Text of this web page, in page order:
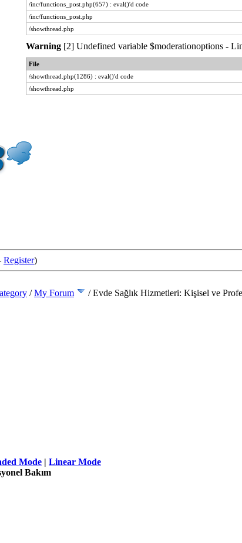
/inc/functions_post.php(657) : eval()'d code
/inc/functions_post.php
/showthread.php
Warning[2] Undefined variable $moderationoptions -
File
/showthread.php(1286) : eval()'d code
/showthread.php
Register)
/My Forum /Evde Sağlık Hizmetleri: Kişisel ve
Mode | Linear Mode
Bakım